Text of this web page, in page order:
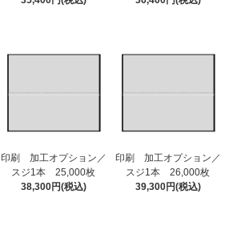
印刷 加工オプション／
スジ1本 25,000枚
38,300円(税込)
印刷 加工オプション／
スジ1本 26,000枚
39,300円(税込)